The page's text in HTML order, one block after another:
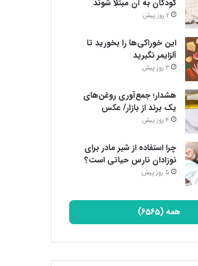
کودکان به آن مبتلا شوند
2 روز پیش
این خوراکی‌ها را بخورید تا
آلزایمر نگیرید
3 روز پیش
هشدار؛ جمع‌آوری روغن‌های
یک برند از بازار/ عکس
4 روز پیش
چرا استفاده از شیر مادر برای
نوزادان نارس حیاتی است؟
5 روز پیش
همه (6565)